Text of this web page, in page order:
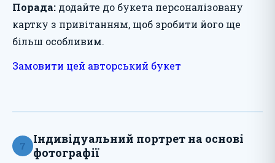
Порада: додайте до букета персоналізовану
картку з привітанням, щоб зробити його ще
більш особливим.
Замовити цей авторський букет
7
Індивідуальний портрет на основі
фотографії